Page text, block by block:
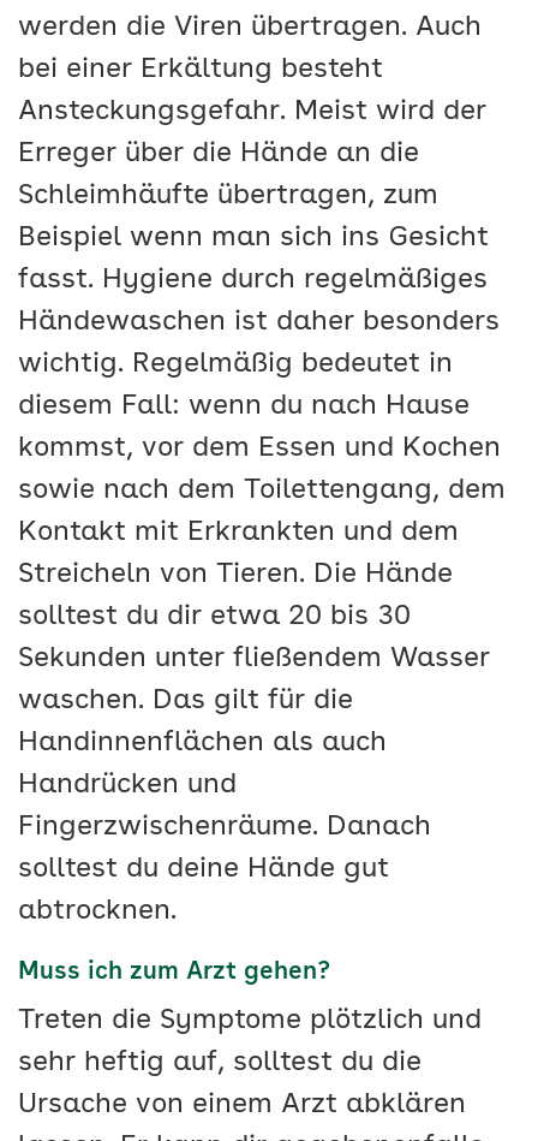
werden die Viren übertragen. Auch
bei einer Erkältung besteht
Ansteckungsgefahr. Meist wird der
Erreger über die Hände an die
Schleimhäufte übertragen, zum
Beispiel wenn man sich ins Gesicht
fasst. Hygiene durch regelmäßiges
Händewaschen ist daher besonders
wichtig. Regelmäßig bedeutet in
diesem Fall: wenn du nach Hause
kommst, vor dem Essen und Kochen
sowie nach dem Toilettengang, dem
Kontakt mit Erkrankten und dem
Streicheln von Tieren. Die Hände
solltest du dir etwa 20 bis 30
Sekunden unter fließendem Wasser
waschen. Das gilt für die
Handinnenflächen als auch
Handrücken und
Fingerzwischenräume. Danach
solltest du deine Hände gut
abtrocknen.
Muss ich zum Arzt gehen?
Treten die Symptome plötzlich und
sehr heftig auf, solltest du die
Ursache von einem Arzt abklären